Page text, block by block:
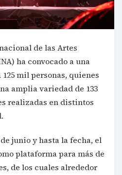
de las Artes
ha convocado a una
mil personas, quienes
amplia variedad de 133
realizadas en distintos
junio y hasta la fecha, el
plataforma para más de
de los cuales alrededor